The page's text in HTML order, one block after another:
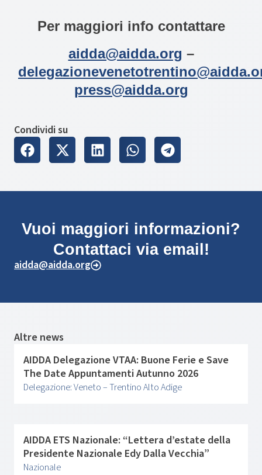
Per maggiori info contattare
aidda@aidda.org –
press@aidda.org
Condividi su
Vuoi maggiori informazioni?
Contattaci via email!
aidda@aidda.org
Altre news
AIDDA Delegazione VTAA: Buone Ferie e Save
The Date Appuntamenti Autunno 2026
Delegazione: Veneto – Trentino Alto Adige
AIDDA ETS Nazionale: “Lettera d’estate della
Presidente Nazionale Edy Dalla Vecchia”
Nazionale